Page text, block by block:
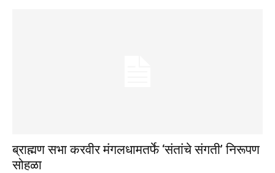
ब्राह्मण सभा करवीर मंगलधामतर्फे ‘संतांचे संगती’ निरूपण
सोहळा